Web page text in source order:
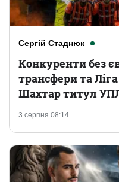
Сергій Стаднюк
3 серпня 08:14
Конкуренти без
трансфери та
Шахтар титул